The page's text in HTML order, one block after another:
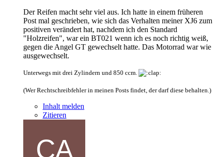
Der Reifen macht sehr viel aus. Ich hatte in einem früheren
Post mal geschrieben, wie sich das Verhalten meiner XJ6 zum
positiven verändert hat, nachdem ich den Standard
"Holzreifen", war ein BT021 wenn ich es noch richtig weiß,
gegen die Angel GT gewechselt hatte. Das Motorrad war wie
ausgewechselt.
Unterwegs mit drei Zylindern und 850 ccm.
(Wer Rechtschreibfehler in meinen Posts findet, der darf diese behalten.)
Inhalt melden
Zitieren